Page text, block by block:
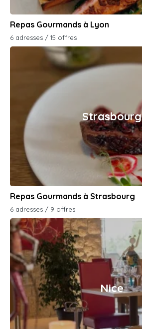
Repas Gourmands à Lyon
6 adresses / 15 offres
Strasbourg
Repas Gourmands à Strasbourg
6 adresses / 9 offres
Nice